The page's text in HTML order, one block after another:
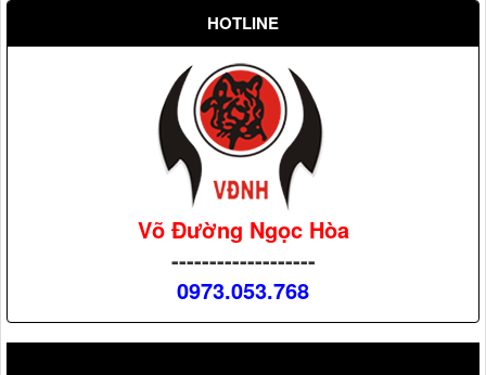
HOTLINE
Võ Đường Ngọc Hòa
-------------------
0973.053.768